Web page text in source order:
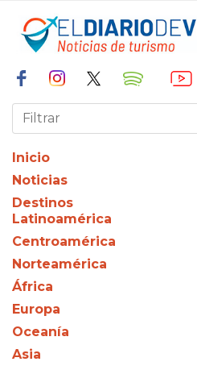
Inicio
Noticias
Destinos
Latinoamérica
Centroamérica
Norteamérica
África
Europa
Oceanía
Asia